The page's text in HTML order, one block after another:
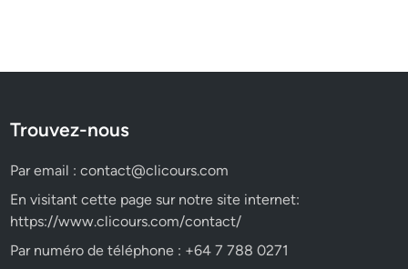
Trouvez-nous
Par email :contact@clicours.com
En visitant cette page sur notre site internet:
https://www.clicours.com/contact/
Par numéro de téléphone : +64 7 788 0271